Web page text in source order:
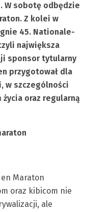
W sobotę odbędzie
Z kolei w
45. Nationale-
największa
sponsor tytularny
przygotował dla
w szczególności
oraz regularną
Maraton
oraz kibicom nie
ale